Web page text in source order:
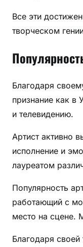
Все эти
творческом
Благодаря
признание как в
и телевидению.
Артист активно
исполнение и
лауреатом
Популярность
работающий с
место на сцене.
Благодаря